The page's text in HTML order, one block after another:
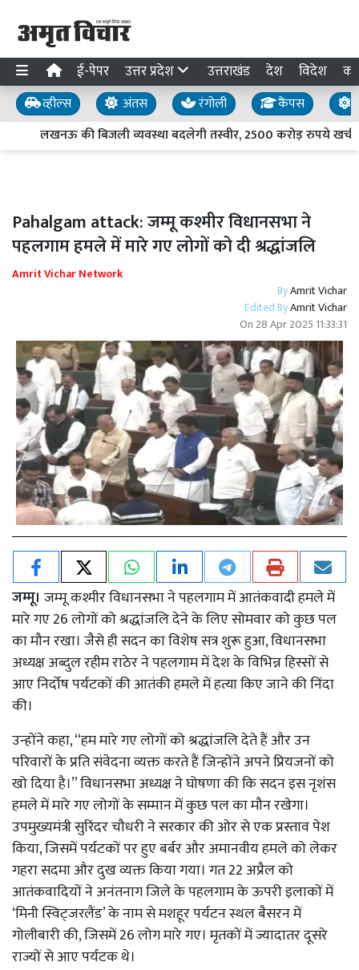
ई-पेपर उत्तर प्रदेश उत्तराखंड देश विदेश
व्हील्स अंतस रंगोली कैंपस
लखनऊ की बिजली व्यवस्था बदलेगी तस्वीर, 2500 करोड़ रुपये खर्च
Pahalgam attack: जम्मू कश्मीर विधानसभा ने
पहलगाम हमले में मारे गए लोगों को दी श्रद्धांजलि
Amrit Vichar Network
ByAmrit Vichar
Edited ByAmrit Vichar
On 28 Apr 2025 11:33:31
जम्मू। जम्मू कश्मीर विधानसभा ने पहलगाम में आतंकवादी हमले में
मारे गए 26 लोगों को श्रद्धांजलि देने के लिए सोमवार को कुछ पल
का मौन रखा। जैसे ही सदन का विशेष सत्र शुरू हुआ, विधानसभा
अध्यक्ष अब्दुल रहीम राठेर ने पहलगाम में देश के विभिन्न हिस्सों से
आए निर्दोष पर्यटकों की आतंकी हमले में हत्या किए जाने की निंदा
की।
उन्होंने कहा, ‘‘हम मारे गए लोगों को श्रद्धांजलि देते हैं और उन
परिवारों के प्रति संवेदना व्यक्त करते हैं जिन्होंने अपने प्रियजनों को
खो दिया है।’’ विधानसभा अध्यक्ष ने घोषणा की कि सदन इस नृशंस
हमले में मारे गए लोगों के सम्मान में कुछ पल का मौन रखेगा।
उपमुख्यमंत्री सुरिंदर चौधरी ने सरकार की ओर से एक प्रस्ताव पेश
किया, जिसमें पर्यटकों पर हुए बर्बर और अमानवीय हमले को लेकर
गहरा सदमा और दुख व्यक्त किया गया। गत 22 अप्रैल को
आतंकवादियों ने अनंतनाग जिले के पहलगाम के ऊपरी इलाकों में
‘मिनी स्विट्जरलैंड’ के नाम से मशहूर पर्यटन स्थल बैसरन में
गोलीबारी की, जिसमें 26 लोग मारे गए। मृतकों में ज्यादातर दूसरे
राज्यों से आए पर्यटक थे।